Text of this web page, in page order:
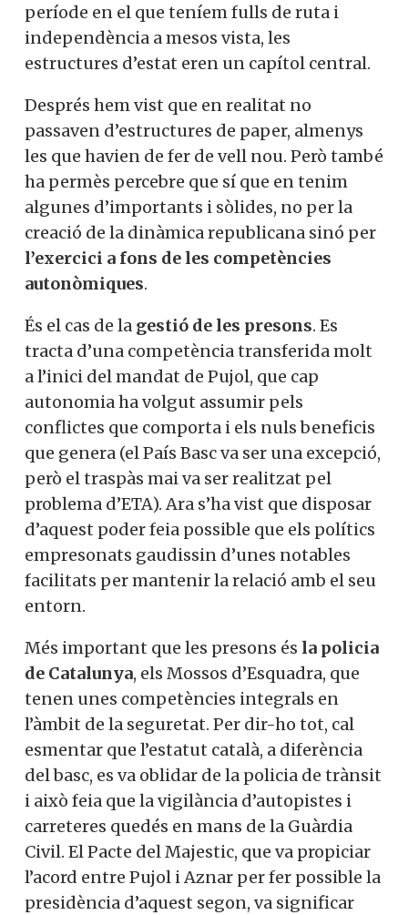
període en el que teníem fulls de ruta i
independència a mesos vista, les
estructures d’estat eren un capítol central.
Després hem vist que en realitat no
passaven d’estructures de paper, almenys
les que havien de fer de vell nou. Però també
ha permès percebre que sí que en tenim
algunes d’importants i sòlides, no per la
creació de la dinàmica republicana sinó per
l’exercici a fons de les competències
autonòmiques.
És el cas de la gestió de les presons. Es
tracta d’una competència transferida molt
a l’inici del mandat de Pujol, que cap
autonomia ha volgut assumir pels
conflictes que comporta i els nuls beneficis
que genera (el País Basc va ser una excepció,
però el traspàs mai va ser realitzat pel
problema d’ETA). Ara s’ha vist que disposar
d’aquest poder feia possible que els polítics
empresonats gaudissin d’unes notables
facilitats per mantenir la relació amb el seu
entorn.
Més important que les presons és la policia
de Catalunya, els Mossos d’Esquadra, que
tenen unes competències integrals en
l’àmbit de la seguretat. Per dir-ho tot, cal
esmentar que l’estatut català, a diferència
del basc, es va oblidar de la policia de trànsit
i això feia que la vigilància d’autopistes i
carreteres quedés en mans de la Guàrdia
Civil. El Pacte del Majestic, que va propiciar
l’acord entre Pujol i Aznar per fer possible la
presidència d’aquest segon, va significar